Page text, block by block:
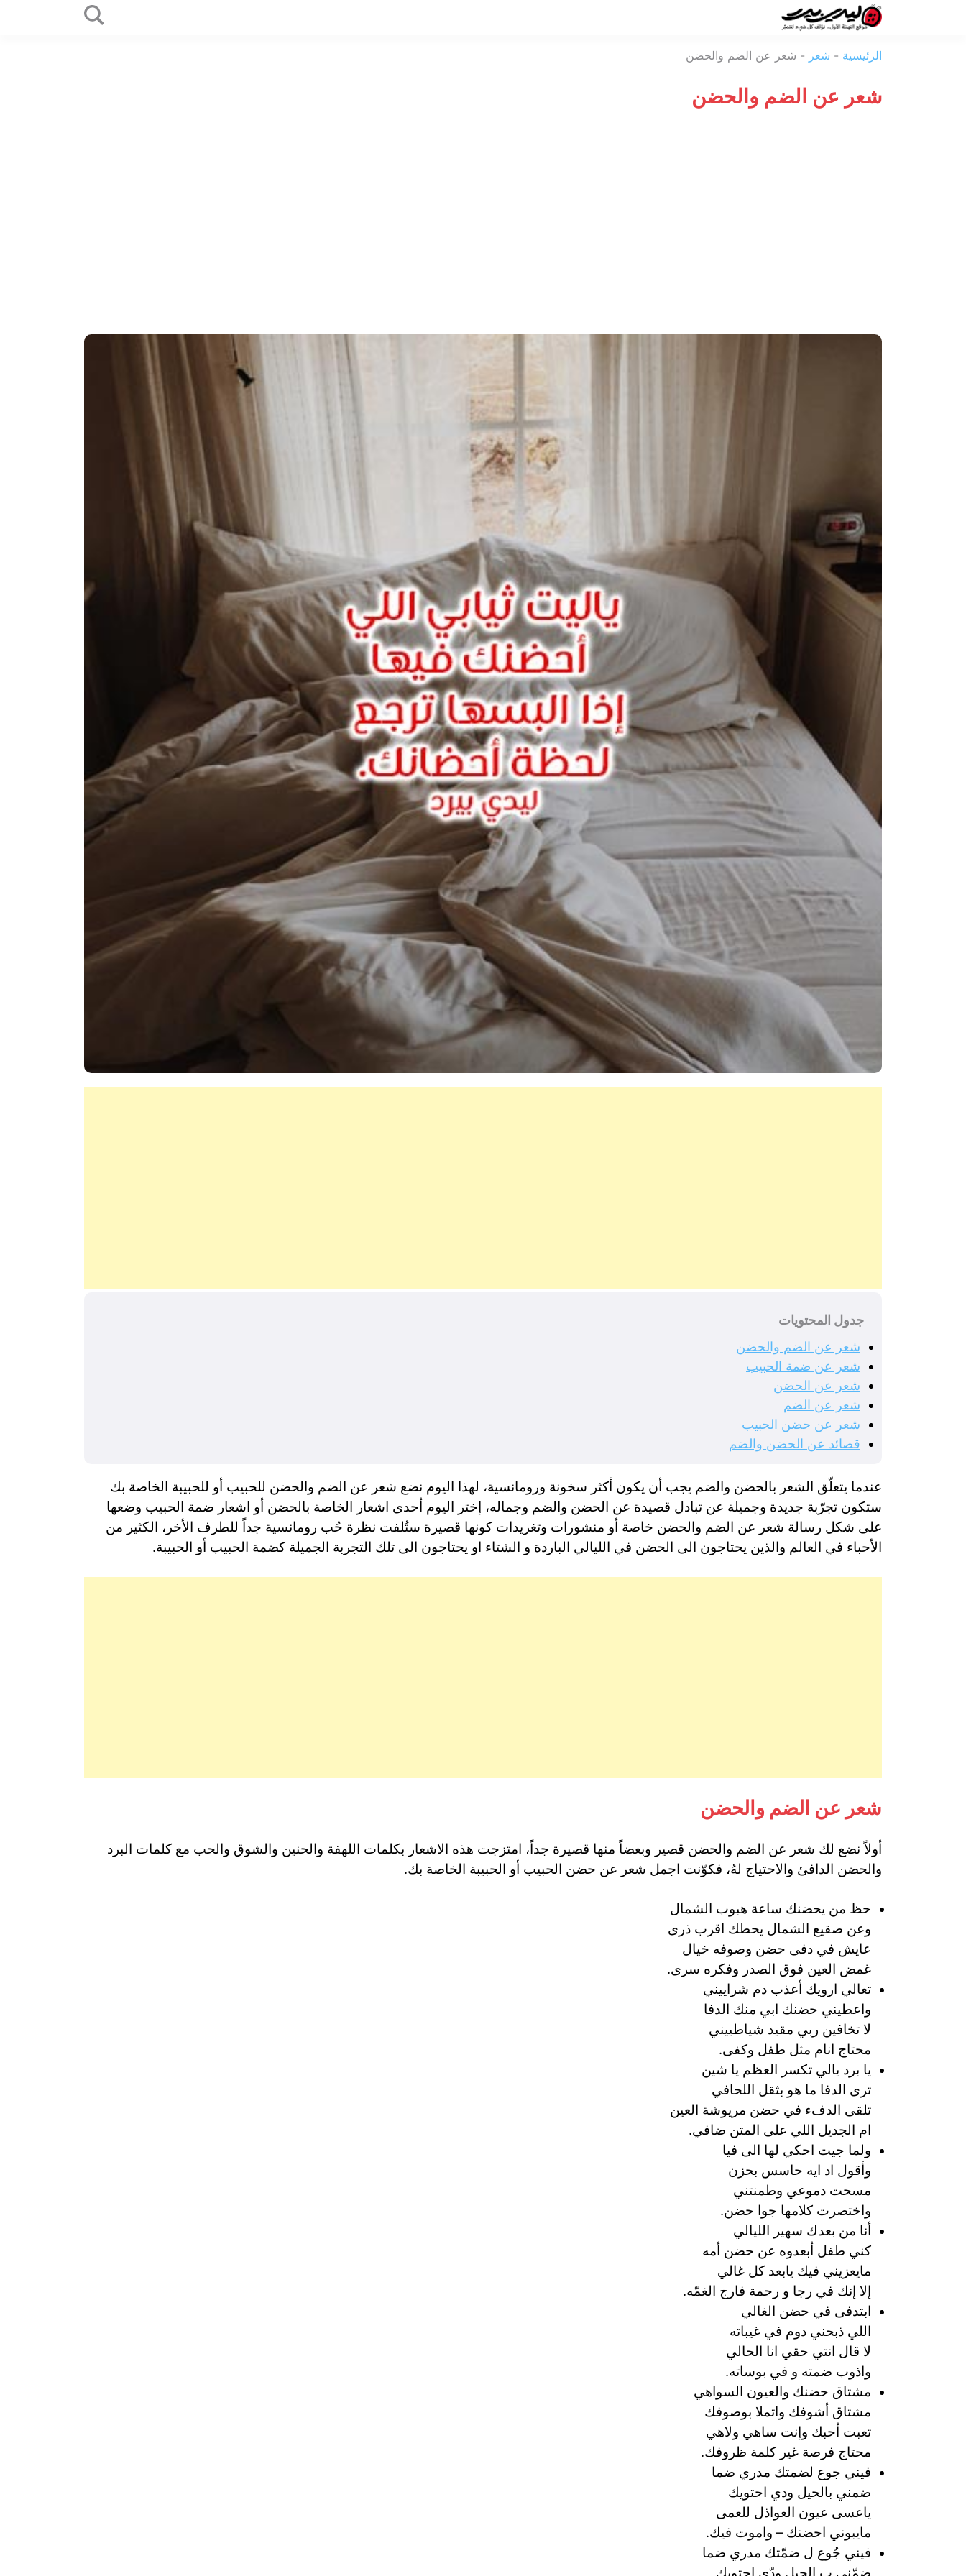
بيرد
الرئيسية - شعر - شعر عن الضم والحضن
شعر عن الضم والحضن
جدول المحتويات
شعر عن الضم والحضن
شعر عن ضمة الحبيب
شعر عن الحضن
شعر عن الضم
شعر عن حضن الحبيب
قصائد عن الحضن والضم
عندما يتعلّق الشعر بالحضن والضم يجب أن يكون أكثر سخونة ورومانسية، لهذا اليوم نضع شعر عن الضم والحضن للحبيب أو للحبيبة الخاصة بك
ستكون تجرّبة جديدة وجميلة عن تبادل قصيدة عن الحضن والضم وجماله، إختر اليوم أحدى اشعار الخاصة بالحضن أو اشعار ضمة الحبيب وضعها
على شكل رسالة شعر عن الضم والحضن خاصة أو منشورات وتغريدات كونها قصيرة ستُلفت نظرة حُب رومانسية جداً للطرف الأخر، الكثير من
الأحباء في العالم والذين يحتاجون الى الحضن في الليالي الباردة و الشتاء او يحتاجون الى تلك التجربة الجميلة كضمة الحبيب أو الحبيبة.
شعر عن الضم والحضن
أولاً نضع لك شعر عن الضم والحضن قصير وبعضاً منها قصيرة جداً، امتزجت هذه الاشعار بكلمات اللهفة والحنين والشوق والحب مع كلمات البرد
والحضن الدافئ والاحتياج لهُ، فكوّنت اجمل شعر عن حضن الحبيب أو الحبيبة الخاصة بك.
حظ من يحضنك ساعة هبوب الشمال
وعن صقيع الشمال يحطك اقرب ذرى
عايش في دفى حضن وصوفه خيال
غمض العين فوق الصدر وفكره سرى.
تعالي ارويك أعذب دم شراييني
واعطيني حضنك ابي منك الدفا
لا تخافين ربي مقيد شياطييني
محتاج انام مثل طفل وكفى.
يا برد يالي تكسر العظم يا شين
ترى الدفا ما هو بثقل اللحافي
تلقى الدفء في حضن مريوشة العين
ام الجديل اللي على المتن ضافي.
ولما جيت احكي لها الى فيا
وأقول اد ايه حاسس بحزن
مسحت دموعي وطمنتني
واختصرت كلامها جوا حضن.
أنا من بعدك سهير الليالي
كني طفل أبعدوه عن حضن أمه
مايعزيني فيك يابعد كل غالي
إلا إنك في رجا و رحمة فارج الغمّه.
ابتدفى في حضن الغالي
اللي ذبحني دوم في غيباته
لا قال انتي حقي انا الحالي
واذوب ضمته و في بوساته.
مشتاق حضنك والعيون السواهي
مشتاق أشوفك واتملا بوصوفك
تعبت أحبك وإنت ساهي ولاهي
محتاج فرصة غير كلمة ظروفك.
فيني جوع لضمتك مدري ضما
ضمني بالحيل ودي احتويك
ياعسى عيون العواذل للعمى
مايبوني احضنك – واموت فيك.
فيني جُوع ل ضمّتك مدري ضما
ضمّني ب الحيل ودّي احتويك